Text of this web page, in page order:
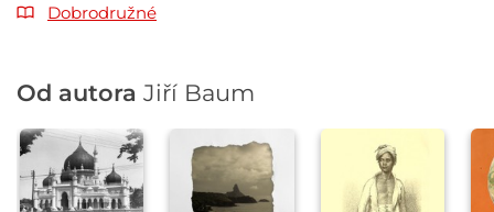
Dobrodružné
Od autora Jiří Baum